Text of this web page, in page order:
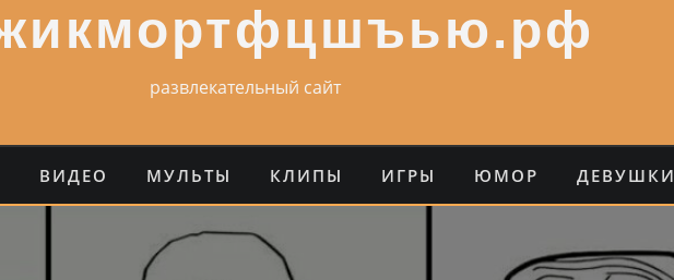
развлекательный сайт
ВИДЕО МУЛЬТЫ КЛИПЫ ИГРЫ ЮМОР ДЕВУШКИ